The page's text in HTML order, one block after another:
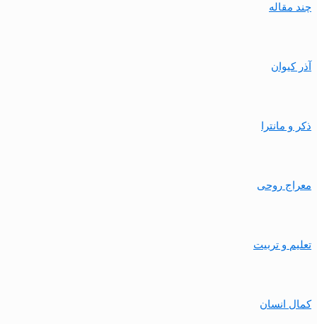
چند مقاله
آذر کیوان
ذکر و مانترا
معراج روحی
تعلیم و تربیت
کمال انسان